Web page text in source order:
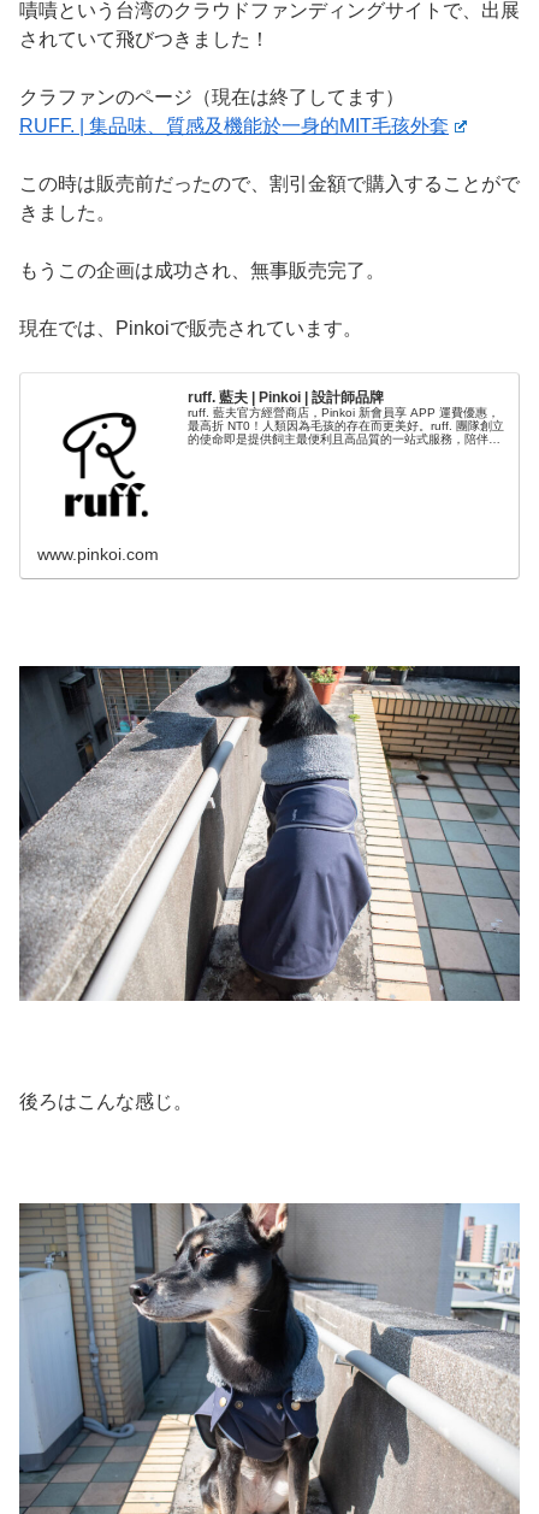
嘖嘖という台湾のクラウドファンディングサイトで、出展
されていて飛びつきました！
クラファンのページ（現在は終了してます）
RUFF. | 集品味、質感及機能於一身的MIT毛孩外套
この時は販売前だったので、割引金額で購入することがで
きました。
もうこの企画は成功され、無事販売完了。
現在では、Pinkoiで販売されています。
ruff. 藍夫 | Pinkoi | 設計師品牌
ruff. 藍夫官方經營商店，Pinkoi 新會員享 APP 運費優惠，
最高折 NT0！人類因為毛孩的存在而更美好。ruff. 團隊創立
的使命即是提供飼主最便利且高品質的一站式服務，陪伴飼
www.pinkoi.com
後ろはこんな感じ。